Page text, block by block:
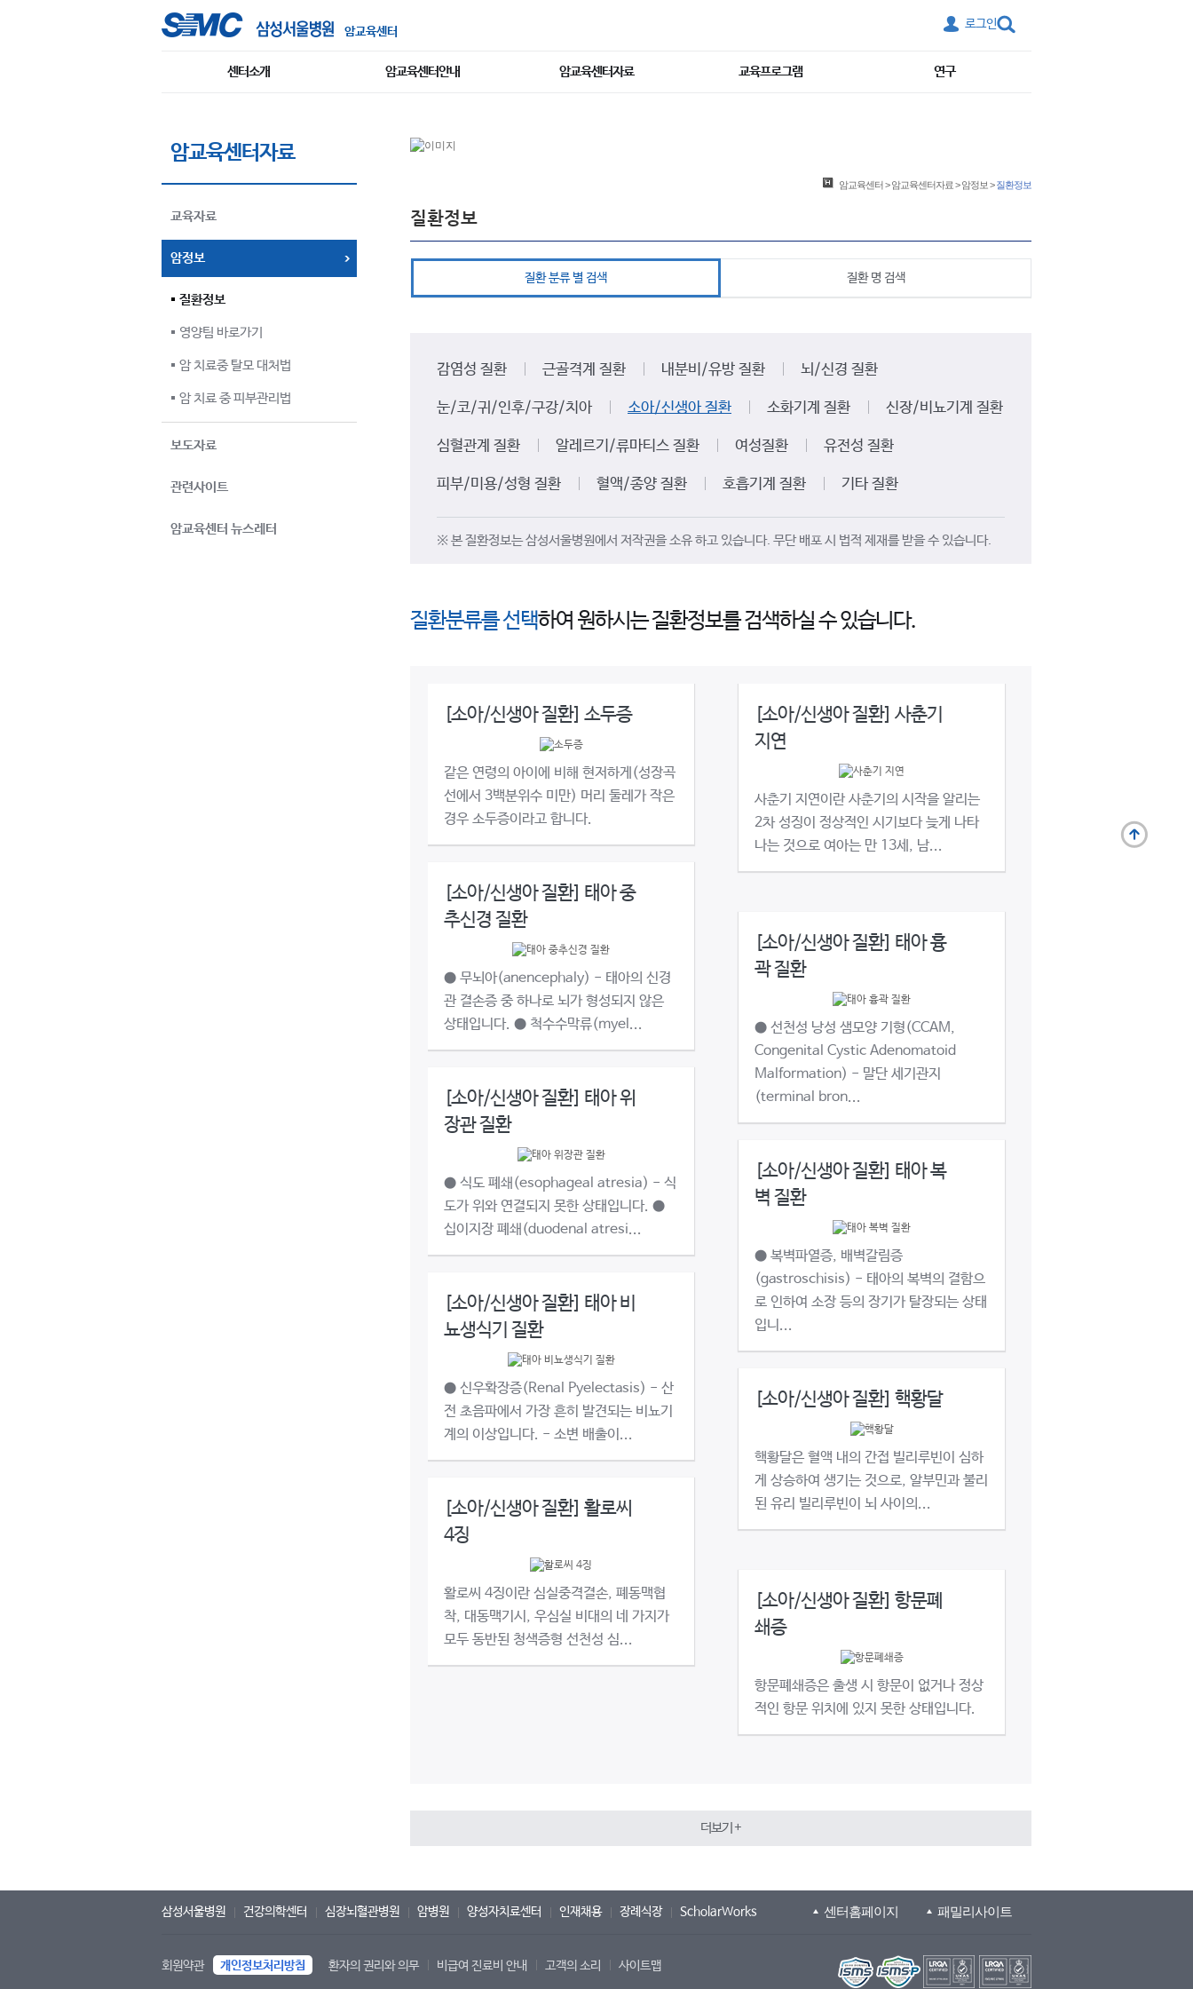
암교육센터
로그인
센터소개 암교육센터안내 암교육센터자료 교육프로그램 연구
암교육센터자료
교육자료
암정보
질환정보
영양팀 바로가기
암 치료중 탈모 대처법
암 치료 중 피부관리법
보도자료
관련사이트
암교육센터 뉴스레터
암교육센터>암교육센터자료 >암정보 >질환정보
질환정보
질환 분류 별 검색 질환 명 검색
감염성 질환 근골격계 질환 내분비/유방 질환 뇌/신경 질환
눈/코/귀/인후/구강/치아 소아/신생아 질환 소화기계 질환 신장/비뇨기계 질환
심혈관계 질환 알레르기/류마티스 질환 여성질환 유전성 질환
피부/미용/성형 질환 혈액/종양 질환 호흡기계 질환 기타 질환
※ 본 질환정보는 삼성서울병원에서 저작권을 소유 하고 있습니다. 무단 배포 시 법적 제재를 받을 수 있습니다.
질환분류를 선택하여 원하시는 질환정보를 검색하실 수 있습니다.
[소아/신생아 질환] 소두증
같은 연령의 아이에 비해 현저하게(성장곡
선에서 3백분위수 미만) 머리 둘레가 작은
경우 소두증이라고 합니다.
[소아/신생아 질환] 사춘기
지연
사춘기 지연이란 사춘기의 시작을 알리는
2차 성징이 정상적인 시기보다 늦게 나타
나는 것으로 여아는 만 13세, 남...
[소아/신생아 질환] 태아 중
추신경 질환
● 무뇌아(anencephaly) - 태아의 신경
관 결손증 중 하나로 뇌가 형성되지 않은
상태입니다. ● 척수수막류(myel...
[소아/신생아 질환] 태아 흉
곽 질환
● 선천성 낭성 샘모양 기형(CCAM,
Congenital Cystic Adenomatoid
Malformation) - 말단 세기관지
(terminal bron...
[소아/신생아 질환] 태아 위
장관 질환
● 식도 폐쇄(esophageal atresia) - 식
도가 위와 연결되지 못한 상태입니다. ●
십이지장 폐쇄(duodenal atresi...
[소아/신생아 질환] 태아 복
벽 질환
● 복벽파열증, 배벽갈림증
(gastroschisis) - 태아의 복벽의 결함으
로 인하여 소장 등의 장기가 탈장되는 상태
입니...
[소아/신생아 질환] 태아 비
뇨생식기 질환
● 신우확장증(Renal Pyelectasis) - 산
전 초음파에서 가장 흔히 발견되는 비뇨기
계의 이상입니다. - 소변 배출이...
[소아/신생아 질환] 핵황달
핵황달은 혈액 내의 간접 빌리루빈이 심하
게 상승하여 생기는 것으로, 알부민과 불리
된 유리 빌리루빈이 뇌 사이의...
[소아/신생아 질환] 활로씨
4징
활로씨 4징이란 심실중격결손, 폐동맥협
착, 대동맥기시, 우심실 비대의 네 가지가
모두 동반된 청색증형 선천성 심...
[소아/신생아 질환] 항문폐
쇄증
항문폐쇄증은 출생 시 항문이 없거나 정상
적인 항문 위치에 있지 못한 상태입니다.
더보기 +
삼성서울병원 건강의학센터 심장뇌혈관병원 암병원 양성자치료센터 인재채용 장례식장 ScholarWorks 센터홈페이지 패밀리사이트
회원약관 개인정보처리방침 환자의 권리와 의무 비급여 진료비 안내 고객의 소리 사이트맵